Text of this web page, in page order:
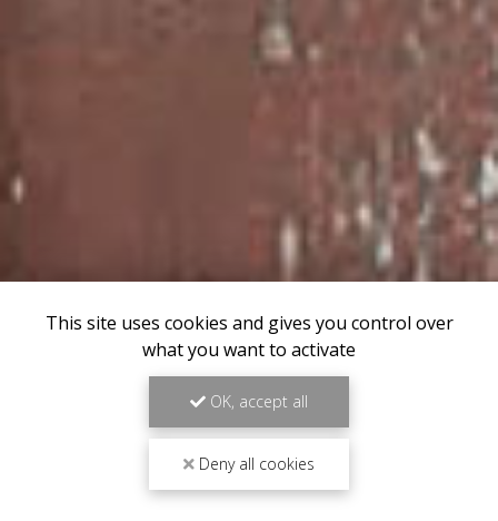
This site uses cookies and gives you control over
what you want to activate
OK, accept all
Deny all cookies